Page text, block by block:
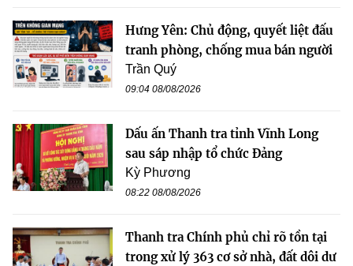
Hưng Yên: Chủ động, quyết liệt đấu
tranh phòng, chống mua bán người
Trần Quý
09:04 08/08/2026
Dấu ấn Thanh tra tỉnh Vĩnh Long
sau sáp nhập tổ chức Đảng
Kỳ Phương
08:22 08/08/2026
Thanh tra Chính phủ chỉ rõ tồn tại
trong xử lý 363 cơ sở nhà, đất dôi dư